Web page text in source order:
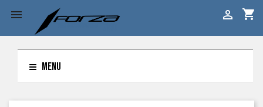
 shopping_cart

MENU